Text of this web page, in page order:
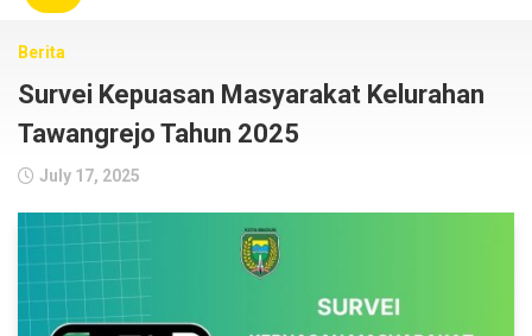
Berita
Survei Kepuasan Masyarakat Kelurahan
Tawangrejo Tahun 2025
July 17, 2025